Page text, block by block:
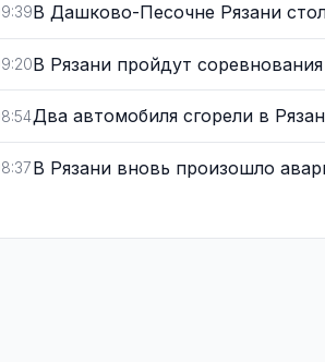
В Дашково-Песочне Рязани
В Рязани пройдут
Два автомобиля сгорели в
В Рязани вновь произошло